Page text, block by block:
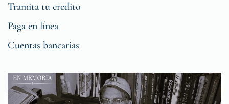
Tramita tu credito
Paga en línea
Cuentas bancarias